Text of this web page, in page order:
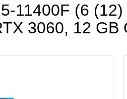
11400F (6
3060, 12 GB